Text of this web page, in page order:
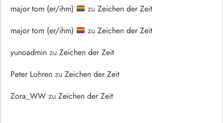
major tom (er/ihm) zuZeichen der Zeit
major tom (er/ihm)
zuZeichen der Zeit
yunoadmin zu Zeichen der Zeit
Peter Lohren zu Zeichen der Zeit
Zora_WW zu Zeichen der Zeit